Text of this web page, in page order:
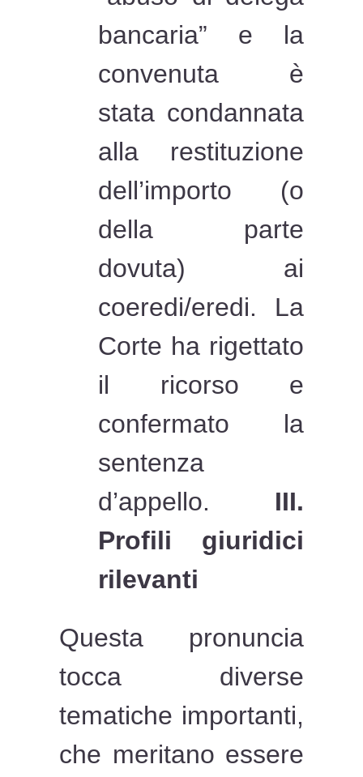
bancaria” e la
convenuta è
stata condannata
alla restituzione
dell’importo (o
della parte
dovuta) ai
coeredi/eredi. La
Corte ha rigettato
il ricorso e
confermato la
sentenza
d’appello. III.
Profili giuridici
rilevanti
Questa pronuncia
tocca diverse
tematiche importanti,
che meritano essere